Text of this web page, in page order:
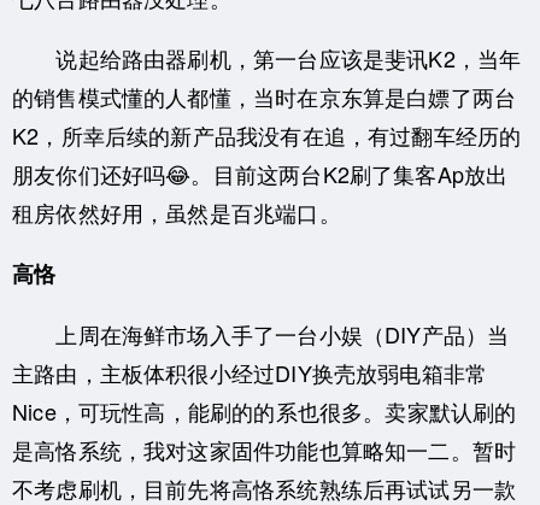
说起给路由器刷机，第一台应该是斐讯K2，当年
的销售模式懂的人都懂，当时在京东算是白嫖了两台
K2，所幸后续的新产品我没有在追，有过翻车经历的
朋友你们还好吗😂。目前这两台K2刷了集客Ap放出
租房依然好用，虽然是百兆端口。
高恪
上周在海鲜市场入手了一台小娱（DIY产品）当
主路由，主板体积很小经过DIY换壳放弱电箱非常
Nice，可玩性高，能刷的的系也很多。卖家默认刷的
是高恪系统，我对这家固件功能也算略知一二。暂时
不考虑刷机，目前先将高恪系统熟练后再试试另一款